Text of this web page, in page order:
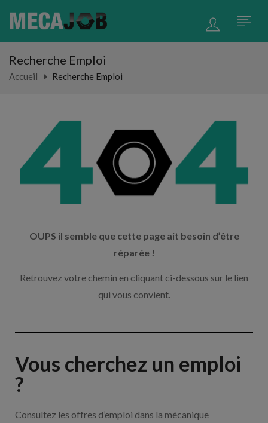
Recherche Emploi
Accueil Recherche Emploi
OUPS il semble que cette page ait besoin d’être
réparée !
Retrouvez votre chemin en cliquant ci-dessous sur le lien
qui vous convient.
Vous cherchez un emploi
?
Consultez les offres d’emploi dans la mécanique